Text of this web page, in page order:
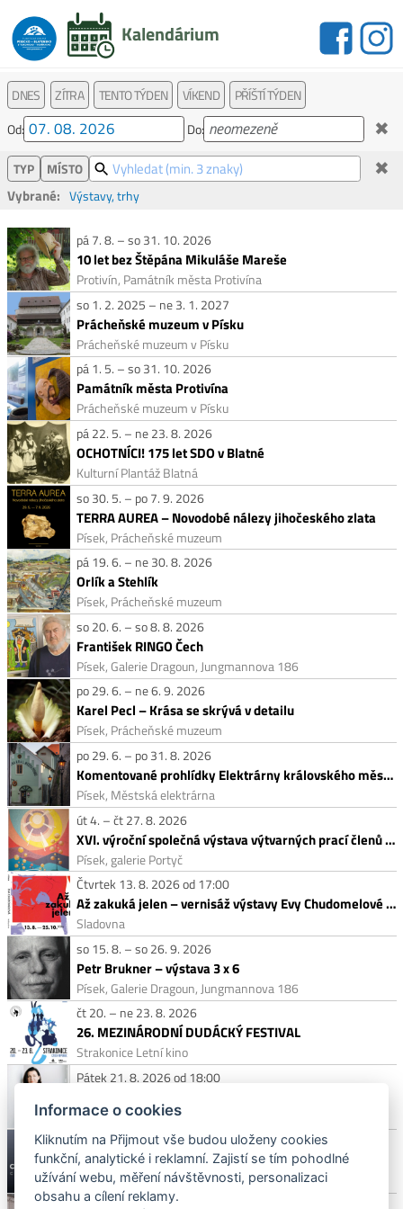
Kalendárium
DNES ZÍTRA TENTO TÝDEN VÍKEND
PŘÍŠTÍ TÝDEN
Od:
Do: ✖
TYP MÍSTO ✖
Vybrané: Výstavy, trhy
pá 7. 8. – so 31. 10. 2026
10 let bez Štěpána Mikuláše Mareše
Protivín, Památník města Protivína
so 1. 2. 2025 – ne 3. 1. 2027
Prácheňské muzeum v Písku
Prácheňské muzeum v Písku
pá 1. 5. – so 31. 10. 2026
Památník města Protivína
Prácheňské muzeum v Písku
pá 22. 5. – ne 23. 8. 2026
OCHOTNÍCI! 175 let SDO v Blatné
Kulturní Plantáž Blatná
so 30. 5. – po 7. 9. 2026
TERRA AUREA – Novodobé nálezy jihočeského zlata
Písek, Prácheňské muzeum
pá 19. 6. – ne 30. 8. 2026
Orlík a Stehlík
Písek, Prácheňské muzeum
so 20. 6. – so 8. 8. 2026
František RINGO Čech
Písek, Galerie Dragoun, Jungmannova 186
po 29. 6. – ne 6. 9. 2026
Karel Pecl – Krása se skrývá v detailu
Písek, Prácheňské muzeum
po 29. 6. – po 31. 8. 2026
Komentované prohlídky Elektrárny královského města Písku
Písek, Městská elektrárna
út 4. – čt 27. 8. 2026
XVI. výroční společná výstava výtvarných prací členů Prácheňské umělecké besedy
Písek, galerie Portyč
Čtvrtek 13. 8. 2026 od 17:00
Až zakuká jelen – vernisáž výstavy Evy Chudomelové v Malé galerii
Sladovna
so 15. 8. – so 26. 9. 2026
Petr Brukner – výstava 3 x 6
Písek, Galerie Dragoun, Jungmannova 186
čt 20. – ne 23. 8. 2026
26. MEZINÁRODNÍ DUDÁCKÝ FESTIVAL
Strakonice Letní kino
Pátek 21. 8. 2026 od 18:00
Písek, Galerie Dragoun, Jungmannova 186
Sobota 29. 8. 2026 od 10:00
Concorso Castle Blatna
Blatná, zámek Blatná
Informace o cookies
Kliknutím na Přijmout vše budou uloženy cookies
funkční, analytické i reklamní. Zajistí se tím pohodlné
užívání webu, měření návštěvnosti, personalizaci
obsahu a cílení reklamy.